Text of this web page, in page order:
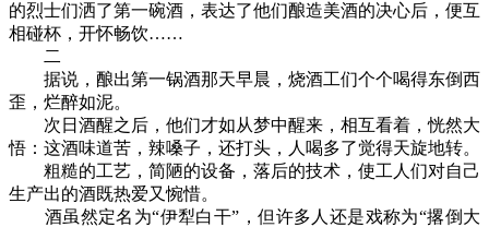
的烈士们洒了第一碗酒，表达了他们酿造美酒的决心后，便互
相碰杯，开怀畅饮……
二
据说，酿出第一锅酒那天早晨，烧酒工们个个喝得东倒西
歪，烂醉如泥。
次日酒醒之后，他们才如从梦中醒来，相互看着，恍然大
悟：这酒味道苦，辣嗓子，还打头，人喝多了觉得天旋地转。
粗糙的工艺，简陋的设备，落后的技术，使工人们对自己
生产出的酒既热爱又惋惜。
酒虽然定名为“伊犁白干”，但许多人还是戏称为“撂倒大